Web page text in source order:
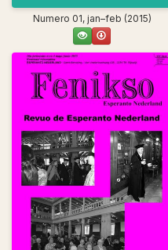
Numero 01, jan–feb (2015)